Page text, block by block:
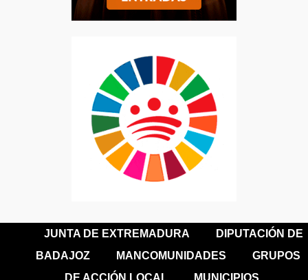
JUNTA DE EXTREMADURA
DIPUTACIÓN DE
BADAJOZ
MANCOMUNIDADES
GRUPOS
DE ACCIÓN LOCAL
MUNICIPIOS